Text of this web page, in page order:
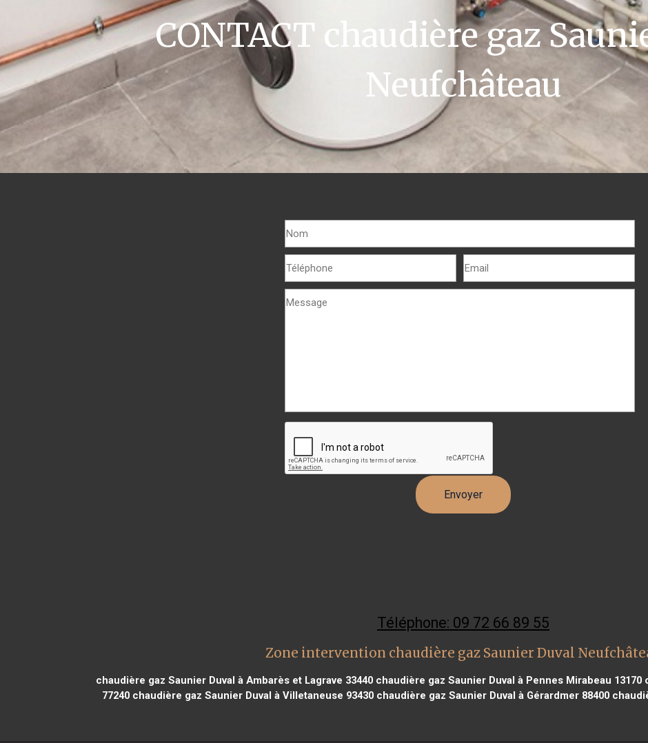
CONTACT chaudière gaz
Neufchâteau
Téléphone: 09 72 66 89 55
Zone intervention chaudière gaz Saunier Duval
chaudière gaz Saunier Duval à Ambarès et Lagrave 33440chaudière gaz Saunier Duval à Pennes Mirabeau 13170
77240chaudière gaz Saunier Duval à Villetaneuse 93430chaudière gaz Saunier Duval à Gérardmer 88400